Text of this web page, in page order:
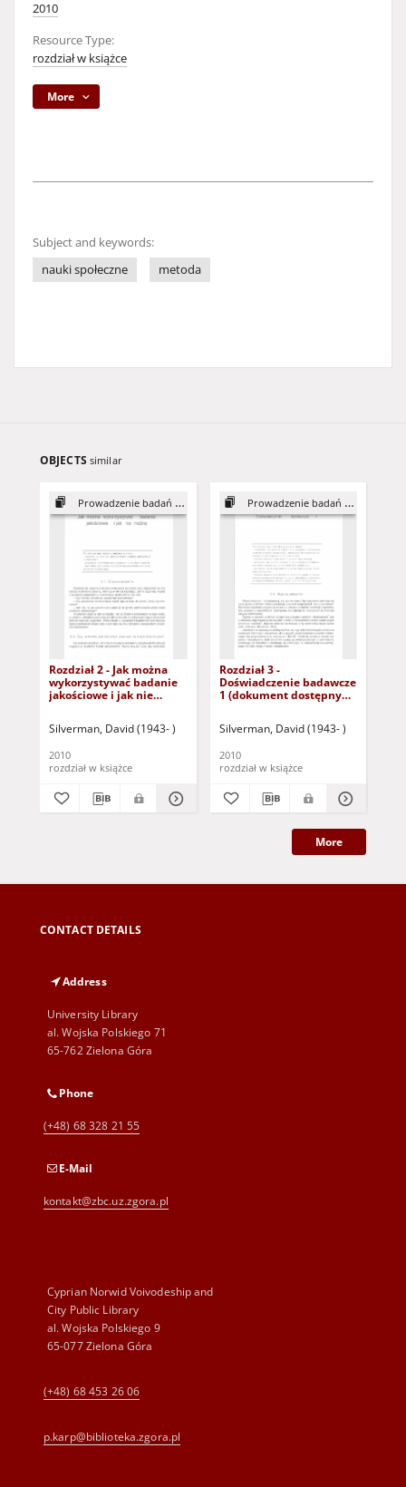
2010
Resource Type:
rozdział w książce
More
Subject and keywords:
nauki społeczne
metoda
OBJECTS similar
Prowadzenie badań jakościowych
Rozdział 2 - Jak można
wykorzystywać badanie
jakościowe i jak nie
tylko dla osób z
Silverman, David (1943- )
2010
rozdział w książce
Prowadzenie badań jakościowych
Rozdział 3 -
Doświadczenie badawcze
1 (dokument dostępny
wzroku)
Silverman, David (1943- )
2010
rozdział w książce
More
CONTACT DETAILS
Address
University Library
al. Wojska Polskiego 71
65-762 Zielona Góra
Phone
(+48) 68 328 21 55
E-Mail
kontakt@zbc.uz.zgora.pl
Cyprian Norwid Voivodeship and
City Public Library
al. Wojska Polskiego 9
65-077 Zielona Góra
(+48) 68 453 26 06
p.karp@biblioteka.zgora.pl